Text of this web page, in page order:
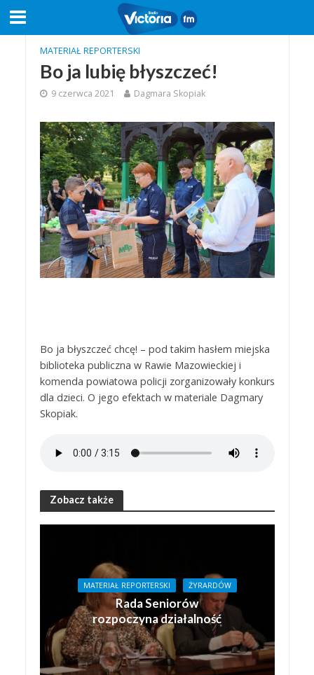
MATERIAŁ REPORTERSKI
Bo ja lubię błyszczeć!
9 czerwca 2021 Dagmara Skopiak
Bo ja błyszczeć chcę! – pod takim hasłem miejska
biblioteka publiczna w Rawie Mazowieckiej i
komenda powiatowa policji zorganizowały konkurs
dla dzieci. O jego efektach w materiale Dagmary
Skopiak.
Zobacz także
MATERIAŁ REPORTERSKI ŻYRARDÓW
Rada Seniorów
rozpoczyna działalność